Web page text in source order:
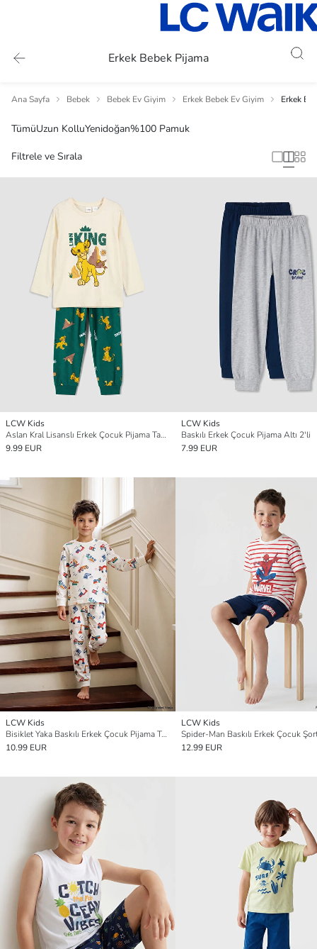
Erkek Bebek Pijama
Ana Sayfa Bebek Bebek Ev Giyim Erkek Bebek Ev Giyim Erkek
TümüUzun KolluYenidoğan%100 Pamuk
Filtrele ve Sırala
LCW Kids
Aslan Kral Lisanslı Erkek Çocuk Pijama Takım
9.99 EUR
LCW Kids
Baskılı Erkek Çocuk Pijama Altı 2'li
7.99 EUR
LCW Kids
Bisiklet Yaka Baskılı Erkek Çocuk Pijama Takım
10.99 EUR
LCW Kids
12.99 EUR